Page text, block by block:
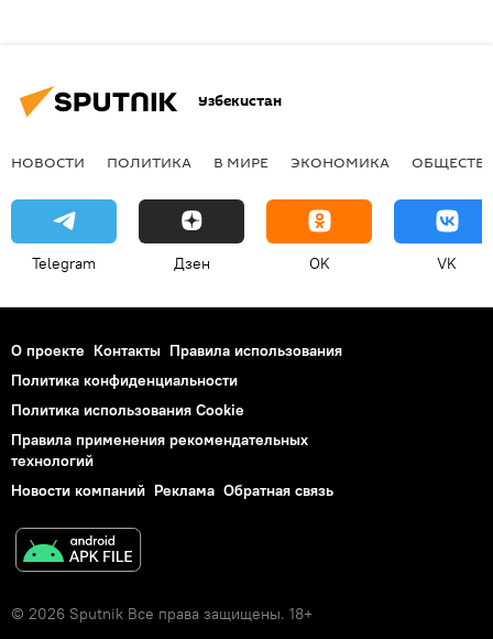
Узбекистан
НОВОСТИ ПОЛИТИКА В МИРЕ ЭКОНОМИКА
Telegram Дзен OK VK
О проекте Контакты Правила использования
Политика конфиденциальности
Политика использования Cookie
Правила применения рекомендательных
технологий
Новости компаний Реклама Обратная связь
© 2026 Sputnik Все права защищены. 18+